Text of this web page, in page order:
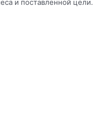
и поставленной цели.